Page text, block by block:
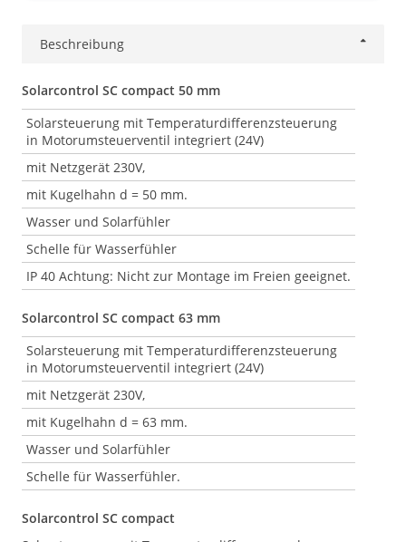
Beschreibung
Solarcontrol SC compact 50 mm
Solarsteuerung mit Temperaturdifferenzsteuerung
in Motorumsteuerventil integriert (24V)
mit Netzgerät 230V,
mit Kugelhahn d = 50 mm.
Wasser und Solarfühler
Schelle für Wasserfühler
IP 40 Achtung: Nicht zur Montage im Freien geeignet.
Solarcontrol SC compact 63 mm
Solarsteuerung mit Temperaturdifferenzsteuerung
in Motorumsteuerventil integriert (24V)
mit Netzgerät 230V,
mit Kugelhahn d = 63 mm.
Wasser und Solarfühler
Schelle für Wasserfühler.
Solarcontrol SC compact